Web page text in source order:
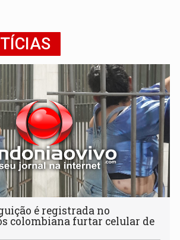
é registrada no
colombiana furtar celular de